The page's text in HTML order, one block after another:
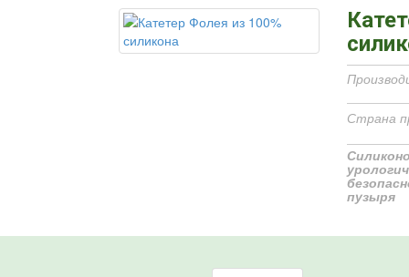
Страна
пузыря